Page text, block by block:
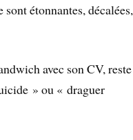
étonnantes, décalées,
avec son CV, reste
» ou « draguer